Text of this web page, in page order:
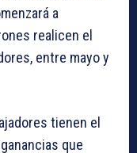
a
realicen el
entre mayo y
tienen el
que